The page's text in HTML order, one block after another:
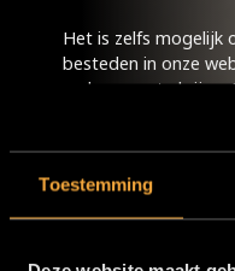
Toestemming
Het is zelfs mogelijk
besteden in onze
cadeau om te krijgen!